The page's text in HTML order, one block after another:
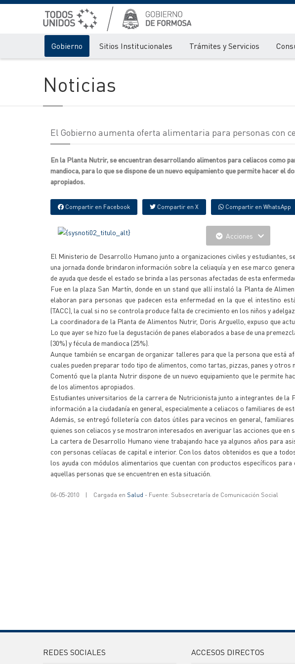
Gobierno Sitios Institucionales Trámites y Servicios
Noticias
El Gobierno aumenta oferta alimentaria para personas con
En la Planta Nutrir, se encuentran desarrollando alimentos para celiacos como
mandioca, para lo que se dispone de un nuevo equipamiento que permite hacer
apropiados.
Compartir en Facebook Compartir en X Compartir en WhatsApp
Acciones
El Ministerio de Desarrollo Humano junto a organizaciones civiles y estudiantes,
una jornada donde brindaron información sobre la celiaquía y en ese marco
de ayuda que desde el estado se brinda a las personas afectadas de esta
Fue en la plaza San Martín, donde en un stand que allí instaló la Planta de
elaboran para personas que padecen esta enfermedad en la que el intestino
(TACC), la cual si no se controla produce falta de crecimiento en los niños y
La coordinadora de la Planta de Alimentos Nutrir, Doris Arguello, expuso que
Lo que ayer se hizo fue la degustación de panes elaborados a base de una
(30%) y fécula de mandioca (25%).
Aunque también se encargan de organizar talleres para que la persona que está
cuales pueden preparar todo tipo de alimentos, como tartas, pizzas, panes y otros
Comentó que la planta Nutrir dispone de un nuevo equipamiento que le permite
de los alimentos apropiados.
Estudiantes universitarios de la carrera de Nutricionista junto a integrantes de la
información a la ciudadanía en general, especialmente a celiacos o familiares de
Además, se entregó folletería con datos útiles para vecinos en general,
quienes son celiacos y se mostraron interesados en averiguar las acciones que en
La cartera de Desarrollo Humano viene trabajando hace ya algunos años para
con personas celíacas de capital e interior. Con los datos obtenidos es que a
los ayuda con módulos alimentarios que cuentan con productos específicos
aquellas personas que se encuentren en esta situación.
06-05-2010 | Cargada en Salud - Fuente: Subsecretaría de Comunicación Social
REDES SOCIALES ACCESOS DIRECTOS